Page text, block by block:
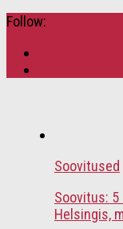
Follow:
Soovitused
Soovitus:
Helsingis,